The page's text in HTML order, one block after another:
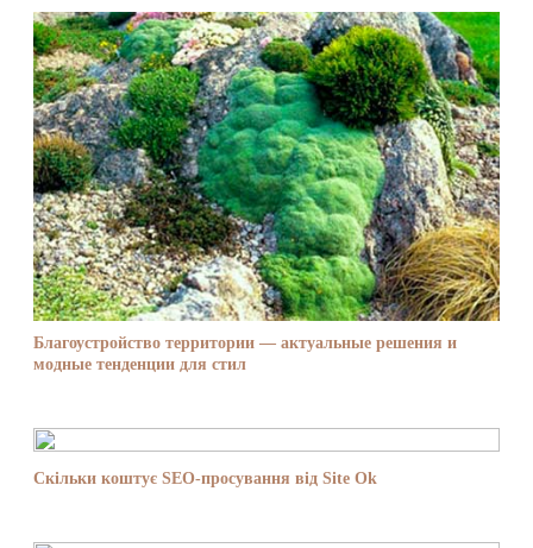
Благоустройство территории — актуальные решения и
модные тенденции для стил
Скільки коштує SEO-просування від Site Ok